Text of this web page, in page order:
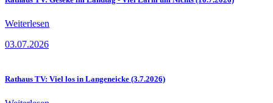
Weiterlesen
03.07.2026
Rathaus TV: Viel los in Langeneicke (3.7.2026)